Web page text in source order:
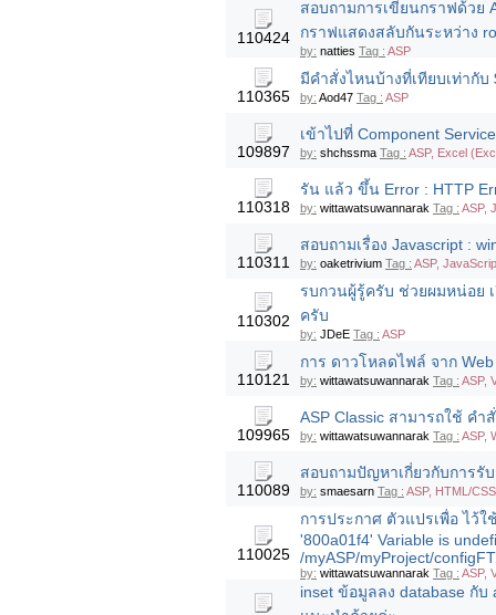
110424
สอบถามการเขียนกราฟด้วย
กราฟแสดงสลับกันระหว่าง
by: natties Tag : ASP
110365
มีคำสั่งไหนบ้างที่เทียบเท่ากั
by: Aod47 Tag : ASP
109897
เข้าไปที่ Component
by: shchssma Tag : ASP, Excel
110318
รัน แล้ว ขึ้น Error : HTTP
by: wittawatsuwannarak Tag : ASP,
110311
สอบถามเรื่อง Javascript :
by: oaketrivium Tag : ASP,
110302
รบกวนผู้รู้ครับ ช่วยผมหน่อย
ครับ
by: JDeE Tag : ASP
110121
การ ดาวโหลดไฟล์ จาก
by: wittawatsuwannarak Tag : ASP,
109965
ASP Classic สามารถใช้ คำ
by: wittawatsuwannarak Tag : ASP,
110089
สอบถามปัญหาเกี่ยวกับการรั
by: smaesarn Tag : ASP, HTML/
110025
การประกาศ ตัวแปรเพื่อ ไว้ใ
'800a01f4' Variable is
/myASP/myProject/
by: wittawatsuwannarak Tag : ASP,
inset ข้อมูลลง database กับ